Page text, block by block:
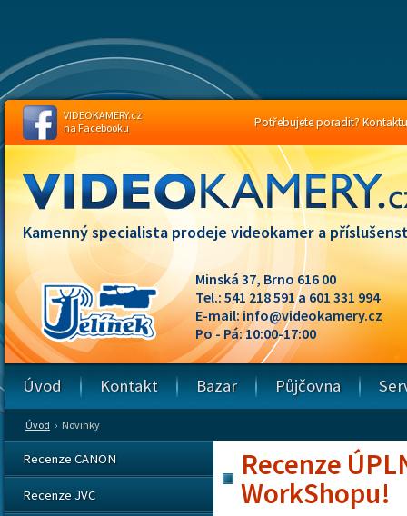
Kamenný specialista prodeje videokamer a
Minská 37, Brno 616 00
Tel.: 541 218 591 a 601 331 994
E-mail:info@videokamery.cz
Po - Pá: 10:00-17:00
Úvod › Novinky
Recenze
WorkShopu!
Recenze CANON
Recenze JVC
Úvod Kontakt Bazar Půjčovna
VIDEOKAMERY.cz
na Facebooku
Potřebujete poradit?